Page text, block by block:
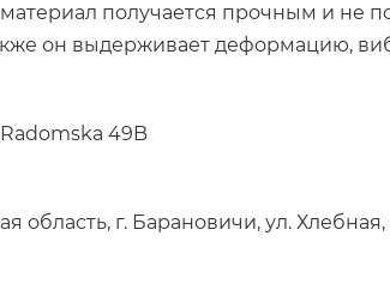
получается прочным и не
он выдерживает деформацию,
Radomska 49B
область, г. Барановичи, ул. Хлебная,